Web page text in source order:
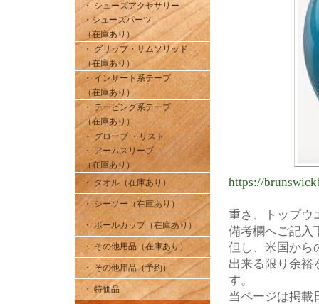
・ シューズアクセサリー
・シューズパーツ
（在庫あり）
・ グリップ・サムソリッド
（在庫あり）
・ インサート系テープ
（在庫あり）
・ テーピング系テープ
（在庫あり）
・ グローブ ・リスト
・ アームスリーブ
（在庫あり）
・ タオル（在庫あり）
・ シーソー（在庫あり）
・ ボールカップ（在庫あり）
・ その他用品（在庫あり）
・ その他用品（予約）
・ 特価品
https://
重さ、トップウ
備考欄へご記入
但し、米国から
出来る限り余裕
す。
当ページは掲載